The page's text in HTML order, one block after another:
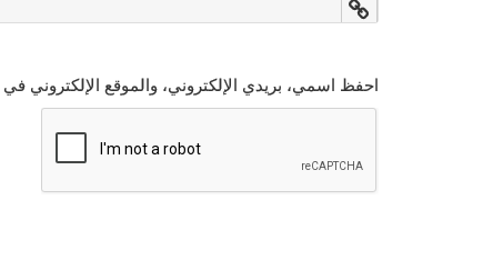
احفظ اسمي، بريدي الإلكتروني، والموقع الإلكتروني